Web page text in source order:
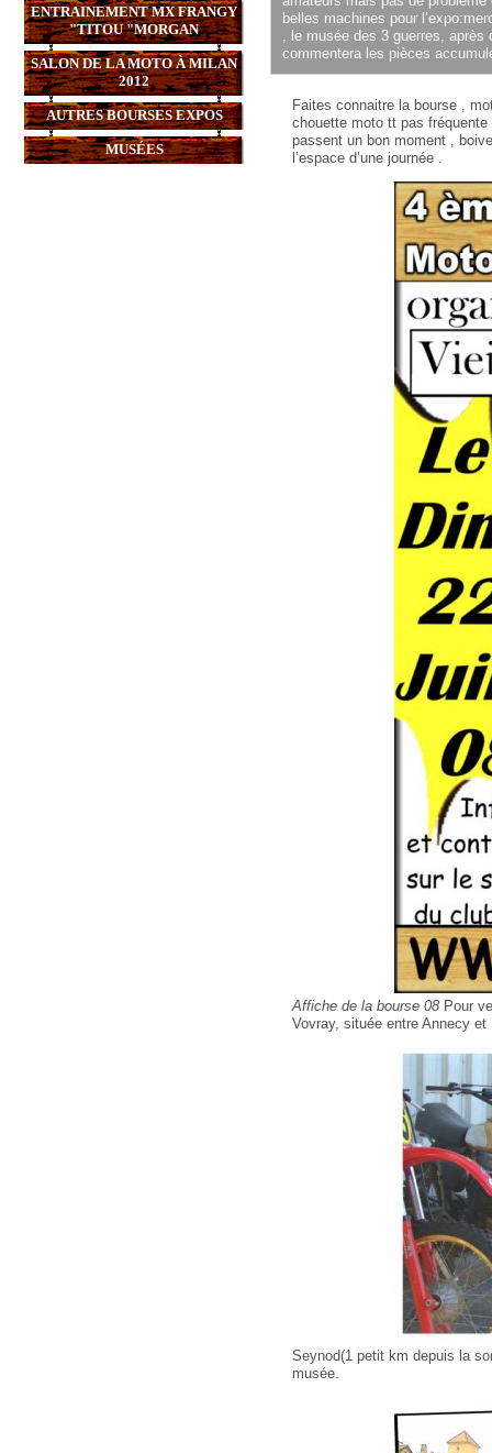
ENTRAINEMENT MX FRANGY
"TITOU "MORGAN
SALON DE LA MOTO À MILAN
2012
AUTRES BOURSES EXPOS
MUSÉES
belles machines pour
, le musée des 3 guerres,
commentera les pièces
Faites connaitre la bourse ,
chouette moto tt pas
passent un bon moment ,
l’espace d’une journée .
Affiche de la bourse 08 Pour
Vovray, située entre Annecy et
Seynod(1 petit km depuis la
musée.